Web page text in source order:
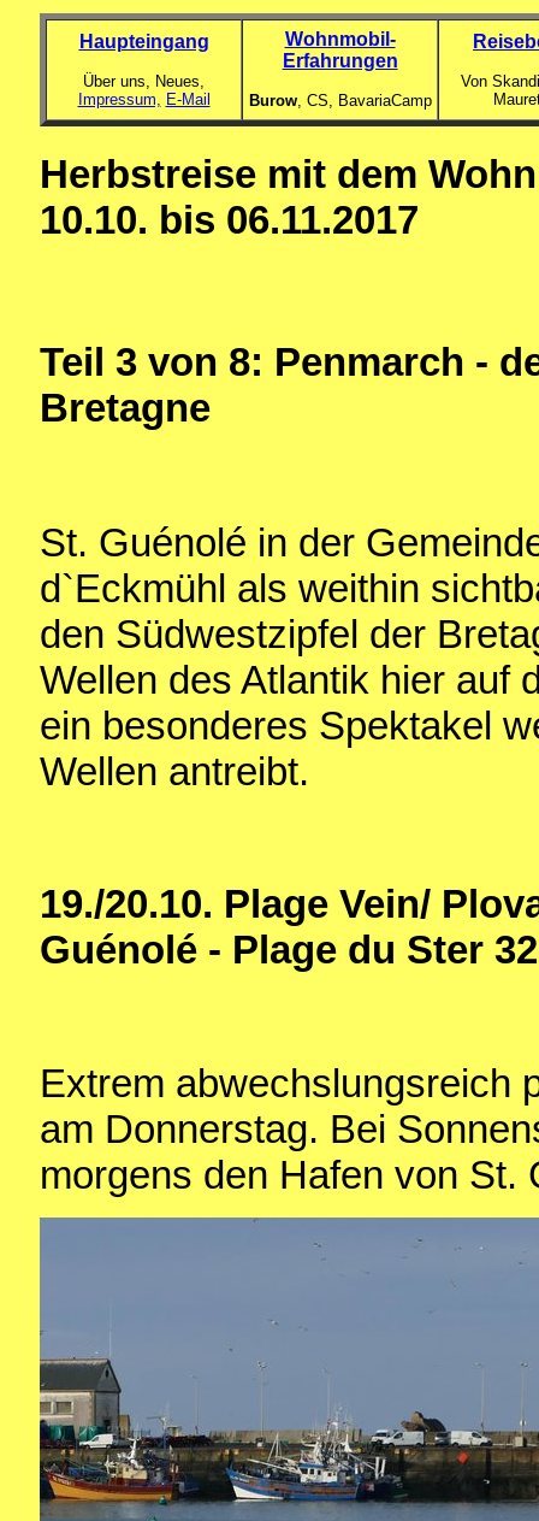
Haupteingang
Über uns, Neues,
Impressum, E-Mail
Wohnmobil-
Erfahrungen
Burow, CS, BavariaCamp
Von
Herbstreise mit dem
10.10. bis 06.11.2017
Teil 3 von 8: Penmarch -
Bretagne
St. Guénolé in der
d`Eckmühl als weithin
den Südwestzipfel der
Wellen des Atlantik hier auf
ein besonderes Spektakel
Wellen antreibt.
19./20.10. Plage Vein/
Guénolé - Plage du Ster
Extrem abwechslungsreich
am Donnerstag. Bei
morgens den Hafen von St.